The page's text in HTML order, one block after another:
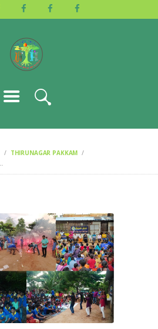
THIRUNAGAR PAKKAM